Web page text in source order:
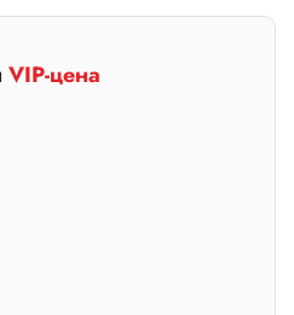
VIP-цена